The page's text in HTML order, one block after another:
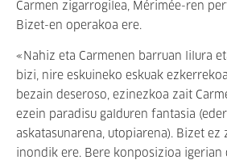
Carmen zigarrogilea, Mérimée-ren
Bizet-en operakoa ere.
«Nahiz eta Carmenen barruan lilura
bizi, nire eskuineko eskuak
bezain deseroso, ezinezkoa zait
ezein paradisu galduren fantasia
askatasunarena, utopiarena). Bizet ez
inondik ere. Bere konposizioa